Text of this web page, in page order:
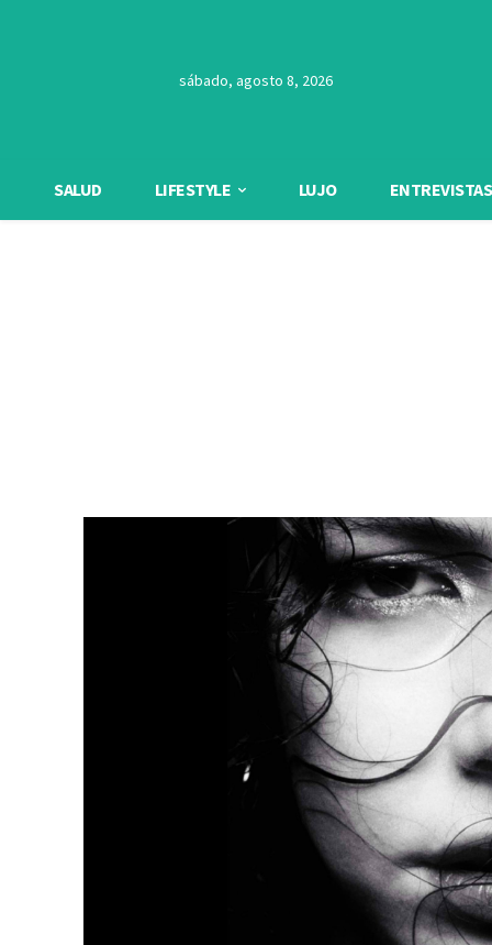
sábado, agosto 8, 2026
SALUD LIFESTYLE LUJO ENTREVISTAS